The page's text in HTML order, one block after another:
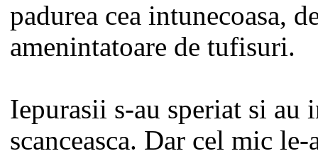
padurea cea intunecoasa,
amenintatoare de tufisuri.
Iepurasii s-au speriat si au
scanceasca. Dar cel mic le-